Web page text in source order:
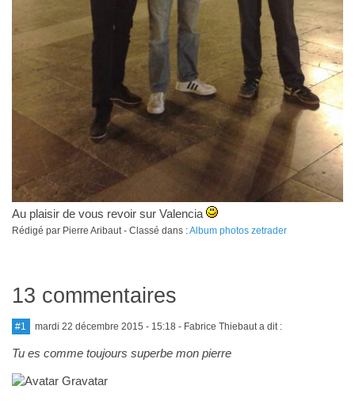
Au plaisir de vous revoir sur Valencia
Rédigé par Pierre Aribaut - Classé dans :Album photos zetrader
13 commentaires
#1 mardi 22 décembre 2015 - 15:18 - Fabrice Thiebaut a dit :
Tu es comme toujours superbe mon pierre